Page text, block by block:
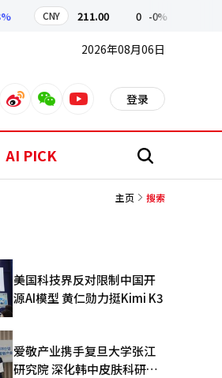
CNY 211.00 -0%
2026年08月06日
weiboweixinyoutube 登录
AI PICK 搜
主页 搜索
美国科技界反对限制中国开
源AI模型 黄仁勋力挺Kimi K3
爱敬产业携手复旦大学张江
研究院 深化韩中皮肤科研合